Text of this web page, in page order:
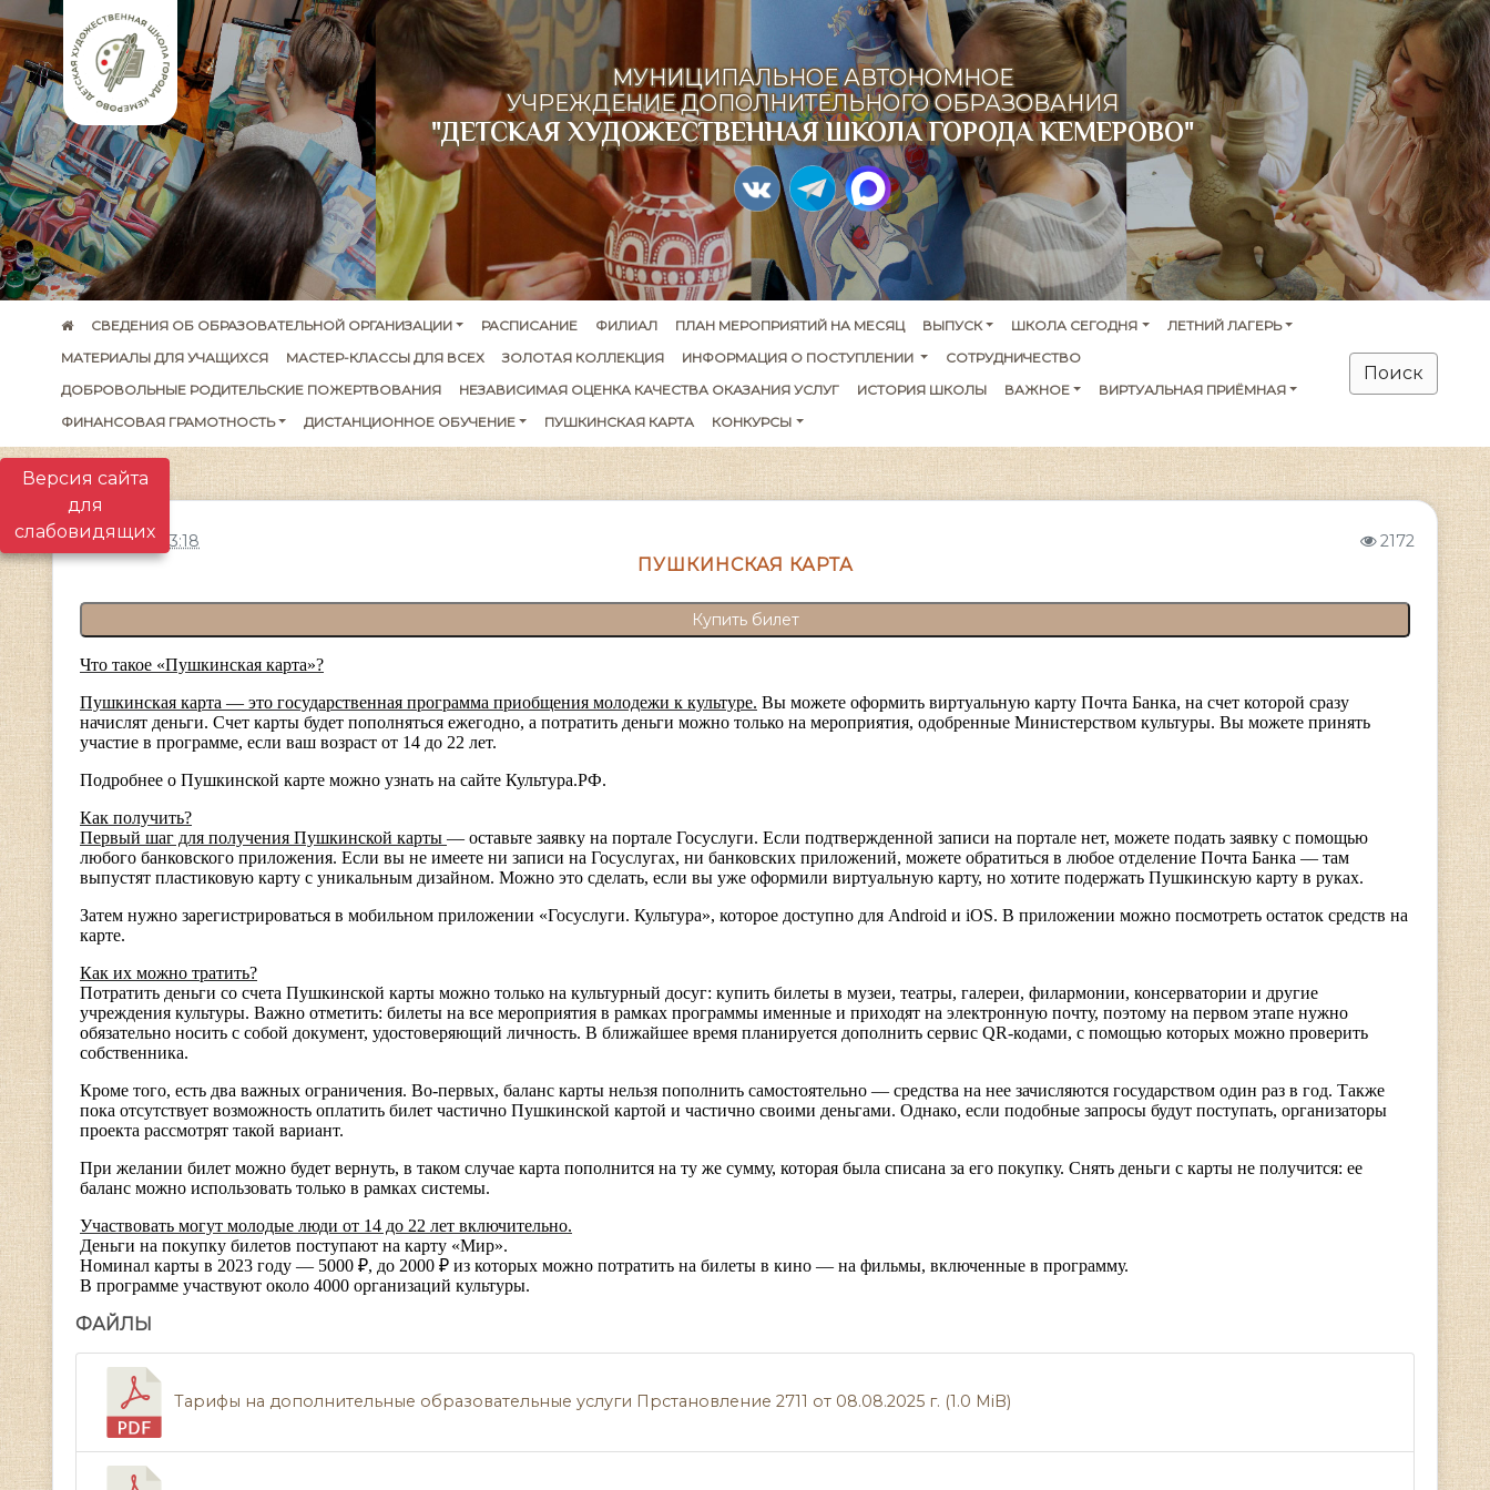
Версия сайта
для
слабовидящих
МУНИЦИПАЛЬНОЕ АВТОНОМНОЕ
УЧРЕЖДЕНИЕ ДОПОЛНИТЕЛЬНОГО ОБРАЗОВАНИЯ
"ДЕТСКАЯ ХУДОЖЕСТВЕННАЯ ШКОЛА ГОРОДА КЕМЕРОВО"
СВЕДЕНИЯ ОБ ОБРАЗОВАТЕЛЬНОЙ ОРГАНИЗАЦИИ РАСПИСАНИЕ ФИЛИАЛ ПЛАН МЕРОПРИЯТИЙ НА МЕСЯЦ ВЫПУСК ШКОЛА СЕГОДНЯ
ЛЕТНИЙ ЛАГЕРЬ
МАТЕРИАЛЫ ДЛЯ УЧАЩИХСЯ
МАСТЕР-КЛАССЫ ДЛЯ ВСЕХ ЗОЛОТАЯ КОЛЛЕКЦИЯ ИНФОРМАЦИЯ О ПОСТУПЛЕНИИ
СОТРУДНИЧЕСТВО
ДОБРОВОЛЬНЫЕ РОДИТЕЛЬСКИЕ ПОЖЕРТВОВАНИЯ
НЕЗАВИСИМАЯ ОЦЕНКА КАЧЕСТВА ОКАЗАНИЯ УСЛУГ ИСТОРИЯ ШКОЛЫ ВАЖНОЕ
ВИРТУАЛЬНАЯ ПРИЁМНАЯ
ФИНАНСОВАЯ ГРАМОТНОСТЬ
ДИСТАНЦИОННОЕ ОБУЧЕНИЕ ПУШКИНСКАЯ КАРТА КОНКУРСЫ
Поиск
16.02.2023 13:18 2172
ПУШКИНСКАЯ КАРТА
Купить билет
Что такое «Пушкинская карта»?
Пушкинская карта — это государственная программа приобщения молодежи к культуре. Вы можете оформить виртуальную карту Почта Банка, на счет которой сразу
начислят деньги. Счет карты будет пополняться ежегодно, а потратить деньги можно только на мероприятия, одобренные Министерством культуры. Вы можете принять
участие в программе, если ваш возраст от 14 до 22 лет.
Подробнее о Пушкинской карте можно узнать на сайте Культура.РФ.
Как получить?
Первый шаг для получения Пушкинской карты — оставьте заявку на портале Госуслуги. Если подтвержденной записи на портале нет, можете подать заявку с помощью
любого банковского приложения. Если вы не имеете ни записи на Госуслугах, ни банковских приложений, можете обратиться в любое отделение Почта Банка — там
выпустят пластиковую карту с уникальным дизайном. Можно это сделать, если вы уже оформили виртуальную карту, но хотите подержать Пушкинскую карту в руках.
Затем нужно зарегистрироваться в мобильном приложении «Госуслуги. Культура», которое доступно для Android и iOS. В приложении можно посмотреть остаток средств на
карте.
Как их можно тратить?
Потратить деньги со счета Пушкинской карты можно только на культурный досуг: купить билеты в музеи, театры, галереи, филармонии, консерватории и другие
учреждения культуры. Важно отметить: билеты на все мероприятия в рамках программы именные и приходят на электронную почту, поэтому на первом этапе нужно
обязательно носить с собой документ, удостоверяющий личность. В ближайшее время планируется дополнить сервис QR-кодами, с помощью которых можно проверить
собственника.
Кроме того, есть два важных ограничения. Во-первых, баланс карты нельзя пополнить самостоятельно — средства на нее зачисляются государством один раз в год. Также
пока отсутствует возможность оплатить билет частично Пушкинской картой и частично своими деньгами. Однако, если подобные запросы будут поступать, организаторы
проекта рассмотрят такой вариант.
При желании билет можно будет вернуть, в таком случае карта пополнится на ту же сумму, которая была списана за его покупку. Снять деньги с карты не получится: ее
баланс можно использовать только в рамках системы.
Участвовать могут молодые люди от 14 до 22 лет включительно.
Деньги на покупку билетов поступают на карту «Мир».
Номинал карты в 2023 году — 5000 ₽, до 2000 ₽ из которых можно потратить на билеты в кино — на фильмы, включенные в программу.
В программе участвуют около 4000 организаций культуры.
ФАЙЛЫ
Тарифы на дополнительные образовательные услуги Прстановление 2711 от 08.08.2025 г. (1.0 MiB)